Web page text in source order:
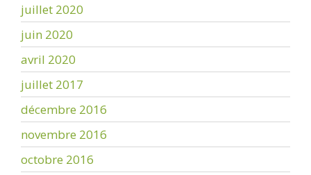
juillet 2020
juin 2020
avril 2020
juillet 2017
décembre 2016
novembre 2016
octobre 2016